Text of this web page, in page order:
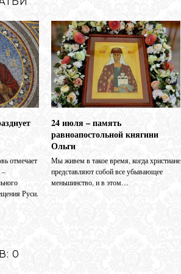
отмечает
–
Руси.
24 июля – память
равноапостольной княгини
Ольги
Мы живем в такое время, когда христиане
представляют собой все убывающее
меньшинство, и в этом…
0